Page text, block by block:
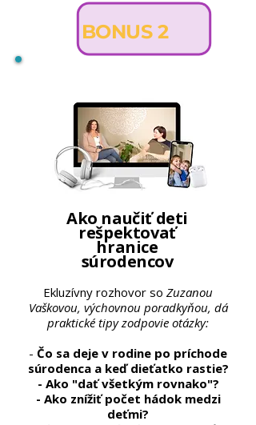
BONUS 2
Ako naučiť deti
rešpektovať
hranice
súrodencov
Ekluzívny rozhovor so Zuzanou
Vaškovou, výchovnou poradkyňou, dá
praktické tipy zodpovie otázky:
- Čo sa deje v rodine po príchode
súrodenca a keď dieťatko rastie?
- Ako "dať všetkým rovnako"?
- Ako znížiť počet hádok medzi
deťmi?